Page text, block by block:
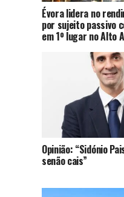
Évora lidera no
por sujeito passivo
em 1º lugar no Alto
Opinião: “Sidónio
senão cais”